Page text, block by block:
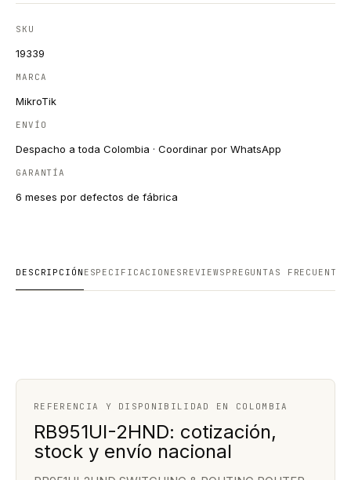
SKU
19339
MARCA
MikroTik
ENVÍO
Despacho a toda Colombia · Coordinar por WhatsApp
GARANTÍA
6 meses por defectos de fábrica
DESCRIPCIÓN ESPECIFICACIONES REVIEWS PREGUNTAS FRECUENTES
REFERENCIA Y DISPONIBILIDAD EN COLOMBIA
RB951UI-2HND: cotización,
stock y envío nacional